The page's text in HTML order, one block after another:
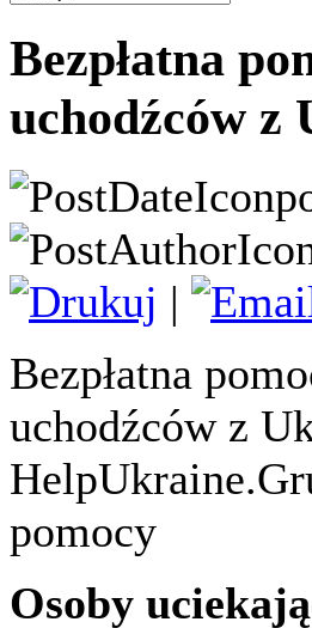
Bezpłatna
uchodźców z
|
Bezpłatna
uchodźców z
pomocy
Osoby